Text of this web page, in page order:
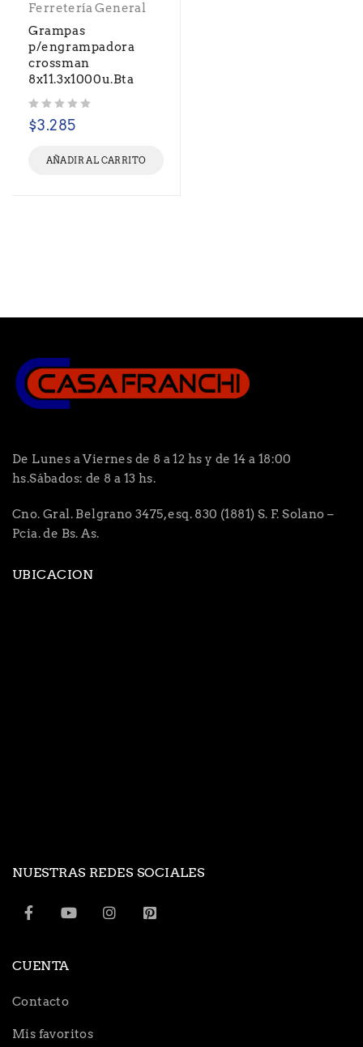
Ferretería General
Grampas
p/engrampadora
crossman
8x11.3x1000u.Bta
$3.285
AÑADIR AL CARRITO
De Lunes a Viernes de 8 a 12 hs y de 14 a 18:00
hs.Sábados: de 8 a 13 hs.
Cno. Gral. Belgrano 3475, esq. 830 (1881) S. F. Solano –
Pcia. de Bs. As.
UBICACION
NUESTRAS REDES SOCIALES
CUENTA
Contacto
Mis favoritos